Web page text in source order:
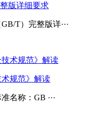
版详细要求
T）完整版详···
术规范》解读
名称：GB ···